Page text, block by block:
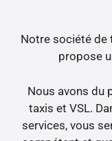
Notre société de
propose
Nous avons du
taxis et VSL.
services, vous